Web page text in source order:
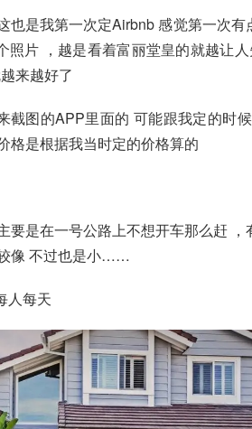
也是我第一次定Airbnb 感觉第一次
照片 ，越是看着富丽堂皇的就越让
来越好了
截图的APP里面的 可能跟我定的时
格是根据我当时定的价格算的
要是在一号公路上不想开车那么赶
像 不过也是小……
人每天